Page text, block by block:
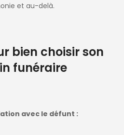
et au-delà.
bien choisir son
funéraire
avec le défunt :